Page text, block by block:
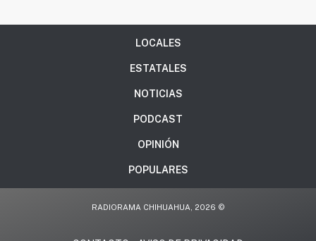
LOCALES
ESTATALES
NOTICIAS
PODCAST
OPINIÓN
POPULARES
RADIORAMA CHIHUAHUA, 2026 ©